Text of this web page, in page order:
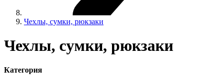
Чехлы, сумки, рюкзаки
Чехлы, сумки, рюкзаки
Категория